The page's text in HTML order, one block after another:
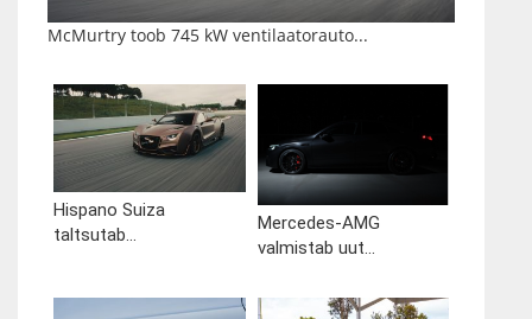
McMurtry toob 745 kW ventilaatorauto...
Hispano Suiza
taltsutab...
Mercedes-AMG
valmistab uut...